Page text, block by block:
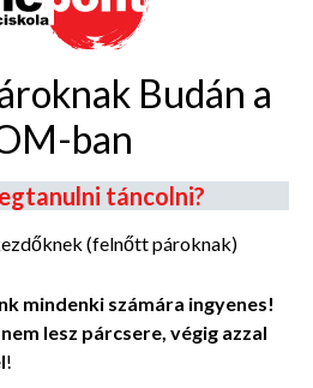
Budán a
ban
táncolni?
(felnőtt pároknak)
mindenki számára ingyenes!
lesz párcsere, végig azzal
!